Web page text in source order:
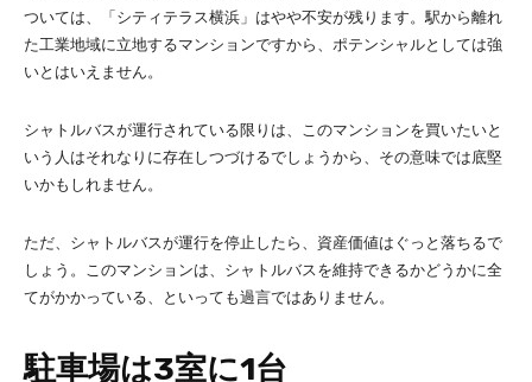
ついては、「シティテラス横浜」はやや不安が残ります。駅から離れ
た工業地域に立地するマンションですから、ポテンシャルとしては強
いとはいえません。
シャトルバスが運行されている限りは、このマンションを買いたいと
いう人はそれなりに存在しつづけるでしょうから、その意味では底堅
いかもしれません。
ただ、シャトルバスが運行を停止したら、資産価値はぐっと落ちるで
しょう。このマンションは、シャトルバスを維持できるかどうかに全
てがかかっている、といっても過言ではありません。
駐車場は3室に1台